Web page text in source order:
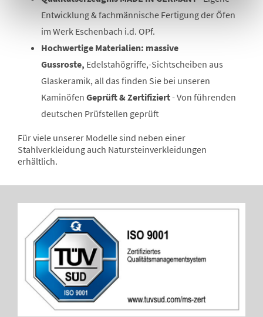
Entwicklung & fachmännische Fertigung der Öfen
im Werk Eschenbach i.d. OPf.
Hochwertige Materialien: massive
Gussroste, Edelstahögriffe,-Sichtscheiben aus
Glaskeramik, all das finden Sie bei unseren
Kaminöfen Geprüft & Zertifiziert- Von führenden
deutschen Prüfstellen geprüft
Für viele unserer Modelle sind neben einer
Stahlverkleidung auch Natursteinverkleidungen
erhältlich.